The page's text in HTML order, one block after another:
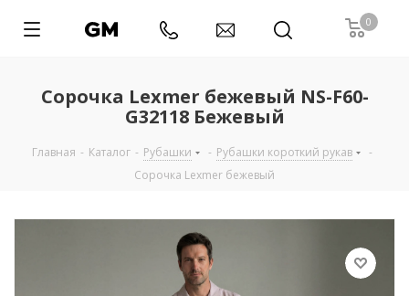
0
Сорочка Lexmer бежевый NS-F60-
G32118 Бежевый
Главная - Каталог - Рубашки - Рубашки короткий рукав
-
Сорочка Lexmer бежевый